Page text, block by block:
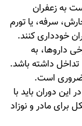
به زعفران
سرفه، یا تورم
خودداری کنند.
داروها، به
داشته باشد.
ضروری است.
دوران باید با
برای مادر و نوزاد